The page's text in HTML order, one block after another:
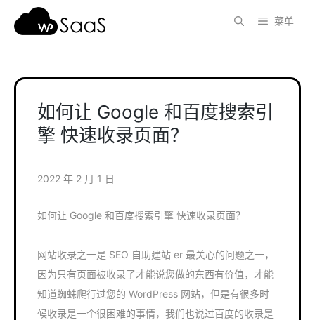
菜单
如何让 Google 和百度搜索引
擎 快速收录页面？
2022 年 2 月 1 日
如何让 Google 和百度搜索引擎 快速收录页面？
网站收录之一是 SEO 自助建站 er 最关心的问题之一，
因为只有页面被收录了才能说您做的东西有价值，才能
知道蜘蛛爬行过您的 WordPress 网站，但是有很多时
候收录是一个很困难的事情，我们也说过百度的收录是